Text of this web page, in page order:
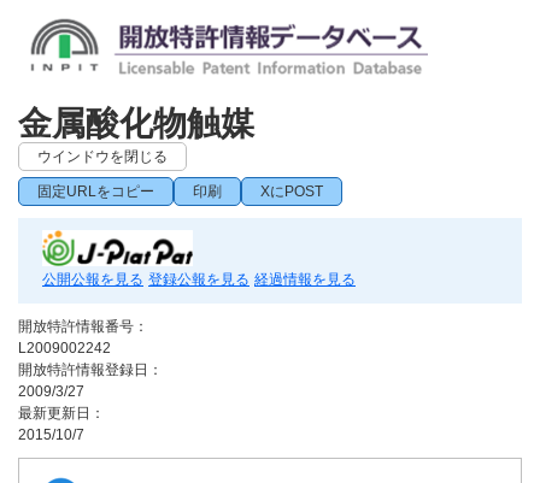
金属酸化物触媒
ウインドウを閉じる
固定URLをコピー 印刷 XにPOST
公開公報を見る 登録公報を見る 経過情報を見る
開放特許情報番号：
L2009002242
開放特許情報登録日：
2009/3/27
最新更新日：
2015/10/7